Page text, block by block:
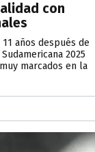
con
años después de
2025
marcados en la